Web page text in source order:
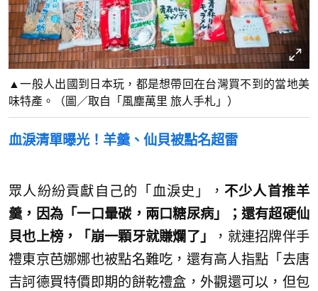
▲一般人出國到日本玩，都是想帶回在台灣買不到的當地美
味特產。（圖／取自「風塵萬里 旅人手札」）
血淚清單曝光！羊羹、仙貝被點名超雷
眾人紛紛貢獻自己的「血淚史」， 不少人首推羊
羹，因為「一口暈碳，兩口糖尿病」；還有超硬仙
貝也上榜，「崩一顆牙就賺爛了」
，就連招牌伴手
禮東京芭娜娜也被點名難吃，還有高人指點「去唐
吉訶德買特價即期的餅乾禮盒，外觀還可以，但包